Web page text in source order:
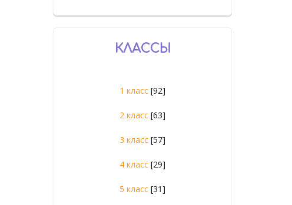
КЛАССЫ
1 класс [92]
2 класс [63]
3 класс [57]
4 класс [29]
5 класс [31]